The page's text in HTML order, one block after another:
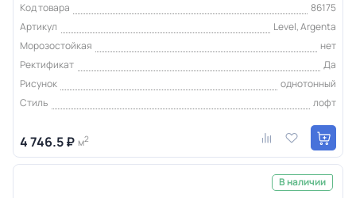
Код товара
86175
Артикул
Level, Argenta
Морозостойкая
нет
Ректификат
Да
Рисунок
однотонный
Стиль
лофт
4 746.5 ₽ м2
В наличии